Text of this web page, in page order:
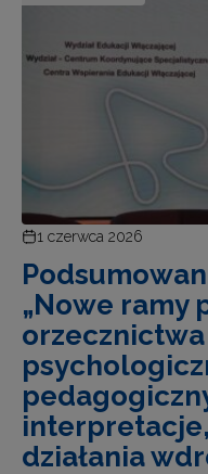
1 czerwca 2026
„Nowe ramy
działania